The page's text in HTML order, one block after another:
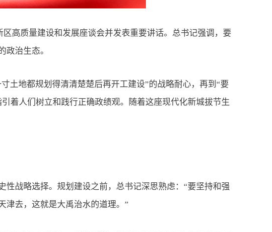
高质量建设和发展座谈会并发表重要讲话。总书记强调，要
治生态。
地都规划得清清楚楚后再开工建设”的战略耐心，再到“要
着人们树立和践行正确政绩观。随着这座现代化新城拔节生
战略选择。规划建设之前，总书记深思熟虑：“要坚持和强
津去，这就是大禹治水的道理。”